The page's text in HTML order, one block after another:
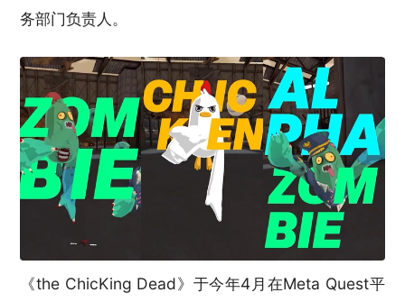
务部门负责人。
《the ChicKing Dead》于今年4月在Meta Quest平